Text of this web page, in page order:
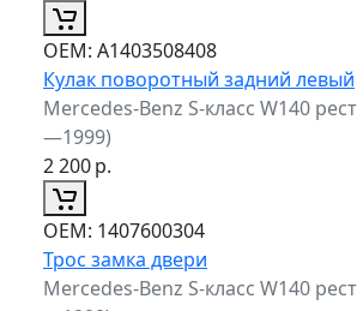
ОЕМ: A1403508408
Кулак поворотный задний левый
Mercedes-Benz S-класс W140
—1999)
2 200р.
ОЕМ: 1407600304
Трос замка двери
Mercedes-Benz S-класс W140